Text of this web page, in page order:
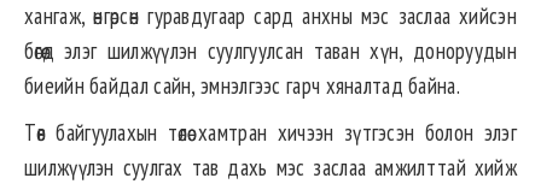
хангаж, өнгөрсөн гуравдугаар сард анхны мэс заслаа хийсэн
бөгөөд элэг шилжүүлэн суулгуулсан таван хүн, доноруудын
биеийн байдал сайн, эмнэлгээс гарч хяналтад байна.
Төв байгуулахын төлөө хамтран хичээн зүтгэсэн болон элэг
шилжүүлэн суулгах тав дахь мэс заслаа амжилттай хийж